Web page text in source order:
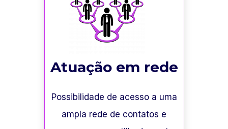
Atuação em rede
Possibilidade de acesso a uma
ampla rede de contatos e